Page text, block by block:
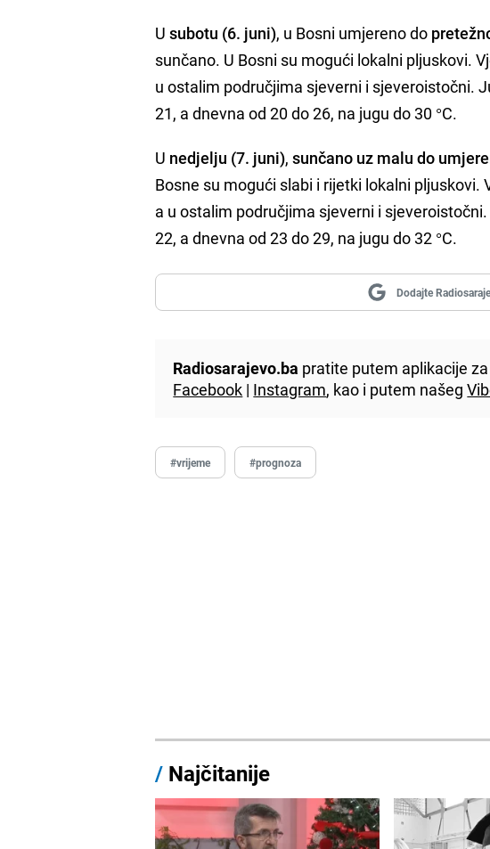
Usubotu (6. juni), u Bosni umjereno do
sunčano. U Bosni su mogući lokalni pljuskovi.
u ostalim područjima sjeverni i sjeveroistočni.
21, a dnevna od 20 do 26, na jugu do 30 °C.
U nedjelju (7. juni),sunčano uz malu do
Bosne su mogući slabi i rijetki lokalni
a u ostalim područjima sjeverni i
22, a dnevna od 23 do 29, na jugu do 32 °C.
Dodajte
Radiosarajevo.ba pratite putem aplikacije
Facebook | Instagram, kao i putem našeg
#vrijeme #prognoza
/ Najčitanije